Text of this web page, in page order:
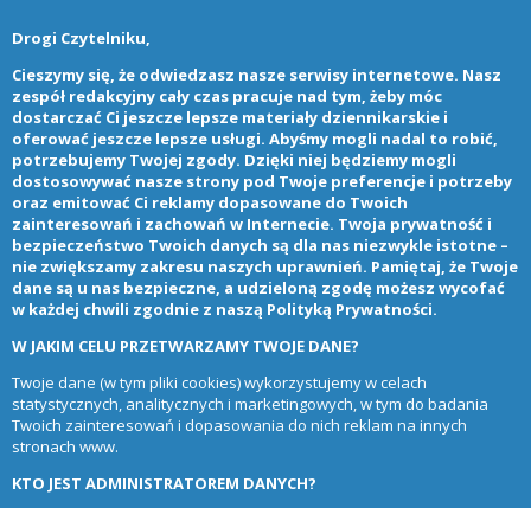
Drogi Czytelniku,
Cieszymy się, że odwiedzasz nasze serwisy internetowe. Nasz
zespół redakcyjny cały czas pracuje nad tym, żeby móc
dostarczać Ci jeszcze lepsze materiały dziennikarskie i
oferować jeszcze lepsze usługi. Abyśmy mogli nadal to robić,
potrzebujemy Twojej zgody. Dzięki niej będziemy mogli
dostosowywać nasze strony pod Twoje preferencje i potrzeby
oraz emitować Ci reklamy dopasowane do Twoich
zainteresowań i zachowań w Internecie. Twoja prywatność i
bezpieczeństwo Twoich danych są dla nas niezwykle istotne –
nie zwiększamy zakresu naszych uprawnień. Pamiętaj, że Twoje
dane są u nas bezpieczne, a udzieloną zgodę możesz wycofać
w każdej chwili zgodnie z naszą Polityką Prywatności.
W JAKIM CELU PRZETWARZAMY TWOJE DANE?
Twoje dane (w tym pliki cookies) wykorzystujemy w celach
statystycznych, analitycznych i marketingowych, w tym do badania
Twoich zainteresowań i dopasowania do nich reklam na innych
stronach www.
KTO JEST ADMINISTRATOREM DANYCH?